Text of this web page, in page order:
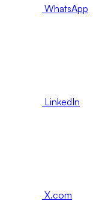
WhatsApp
LinkedIn
X.com